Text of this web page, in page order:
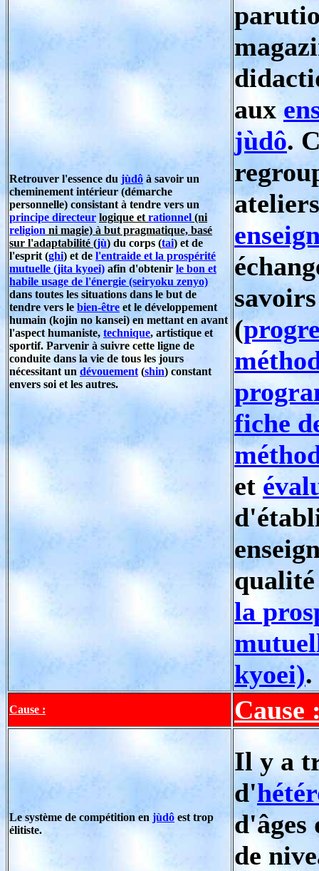
Retrouver l'essence du jùdô à savoir un
cheminement intérieur (démarche
personnelle) consistant à tendre vers un
principe directeur logique et rationnel (ni
religion ni magie) à but pragmatique, basé
sur l'adaptabilité (jù) du corps (tai) et de
l'esprit (ghi) et de l'entraide et la prospérité
mutuelle (jita kyoei) afin d'obtenir le bon et
habile usage de l'énergie (seiryoku zenyo)
dans toutes les situations dans le but de
tendre vers le bien-être et le développement
humain (kojin no kansei) en mettant en avant
l'aspect humaniste, technique, artistique et
sportif. Parvenir à suivre cette ligne de
conduite dans la vie de tous les jours
nécessitant un dévouement (shin) constant
envers soi et les autres.
aux
jùdô.
savoirs
(
fiche
et
la
kyoei).
Cause : Cause
Le système de compétition en jùdô est trop
élitiste.
Il y a
d'
d'âges
de